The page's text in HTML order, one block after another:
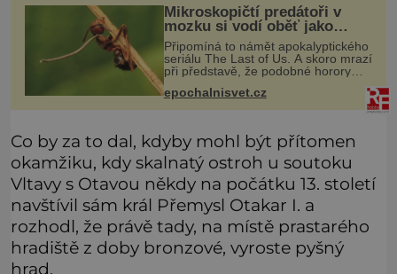
Mikroskopičtí predátoři v
mozku si vodí oběť jako
loutku
Připomíná to námět apokalyptického
seriálu The Last of Us. A skoro mrazí
při představě, že podobné horory
probíhají v přírodě běžně – s tím
rozdílem, že nejde pouze o infekce
parazitickou houbou a že
epochalnisvet.cz
Co by za to dal, kdyby mohl být přítomen
okamžiku, kdy skalnatý ostroh u soutoku
Vltavy s Otavou někdy na počátku 13. století
navštívil sám král Přemysl Otakar I. a
rozhodl, že právě tady, na místě prastarého
hradiště z doby bronzové, vyroste pyšný
hrad.